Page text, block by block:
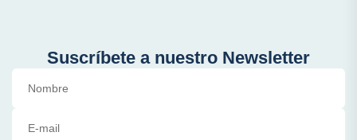
Suscríbete a nuestro Newsletter